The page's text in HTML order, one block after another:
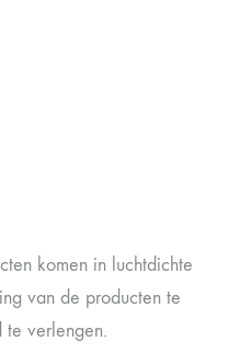
komen in luchtdichte
van de producten te
te verlengen.